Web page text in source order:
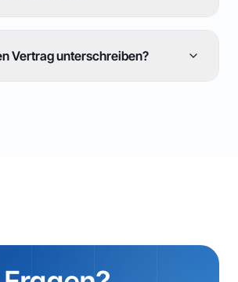
Vertrag unterschreiben?